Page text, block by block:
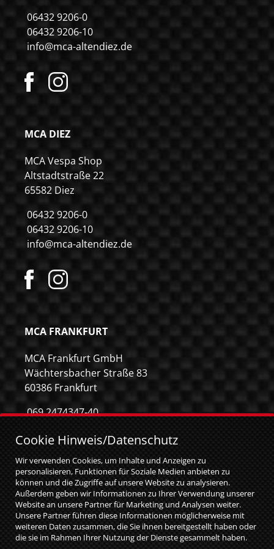
06432 9206-0
06432 9206-10
info@mca-altendiez.de
MCA DIEZ
MCA Vespa Shop
Altstadtstraße 22
65582 Diez
06432 9206-0
06432 9206-10
info@mca-altendiez.de
MCA FRANKFURT
MCA Frankfurt GmbH
Wächtersbacher Straße 83
60386 Frankfurt
069 2474347-40
info@mca-frankfurt.de
Cookie Hinweis/Datenschutz
Wir verwenden Cookies, um Inhalte und Anzeigen zu
personalisieren, Funktionen für Soziale Medien anbieten zu
können und die Zugriffe auf unsere Website zu analysieren.
Außerdem geben wir Informationen zu Ihrer Verwendung unserer
Website an unsere Partner für Marketing und Analysen weiter.
Unsere Partner führen diese Informationen möglicherweise mit
weiteren Daten zusammen, die Sie ihnen bereitgestellt haben oder
die sie im Rahmen Ihrer Nutzung der Dienste gesammelt haben.